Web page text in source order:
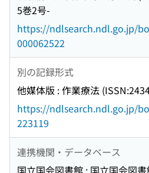
5巻2号-
https://ndlsearch.ndl.go.jp/
000062522
別の記録形式
他媒体版 : 作業療法
https://ndlsearch.ndl.go.jp/
223119
連携機関・データベース
国立国会図書館 : 国立国会図